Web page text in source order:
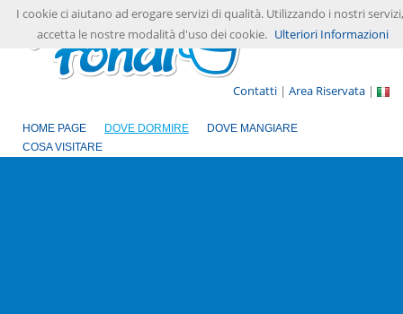
Contatti | Area Riservata |
HOME PAGE DOVE DORMIRE
DOVE MANGIARE
COSA VISITARE
I cookie ci aiutano ad erogare servizi di qualità. Utilizzando i nostri
accetta le nostre modalità d'uso dei cookie. Ulteriori Informazioni